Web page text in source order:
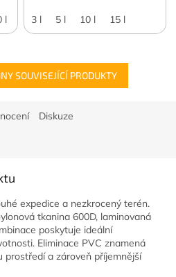
l 3 l 5 l 10 l 15 l
SOUVISEJÍCÍ PRODUKTY
Diskuze
expedice a nezkrocený terén.
tkanina 600D, laminovaná
poskytuje ideální
Eliminace PVC znamená
prostředí a zároveň příjemnější